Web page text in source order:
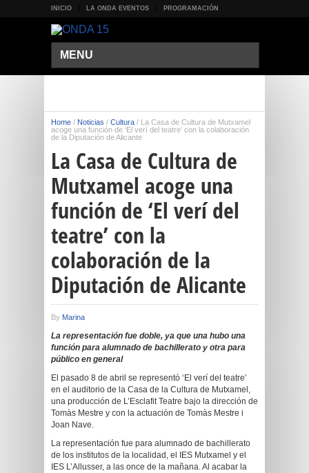
INICIO LA ONDA EVENTOS PROGRAMACIÓN
MENU
Home / Noticias / Cultura / La Casa de Cultura de Mutxamel
acoge una función de ‘El verí del teatre’ con la colaboración
de la Diputación de Alicante
La Casa de Cultura de
Mutxamel acoge una
función de ‘El verí del
teatre’ con la
colaboración de la
Diputación de Alicante
By Marina
La representación fue doble, ya que una hubo una
función para alumnado de bachillerato y otra para
público en general
El pasado 8 de abril se representó ‘El verí del teatre’
en el auditorio de la Casa de la Cultura de Mutxamel,
una producción de L’Esclafit Teatre bajo la dirección de
Tomàs Mestre y con la actuación de Tomàs Mestre i
Joan Nave.
La representación fue para alumnado de bachillerato
de los institutos de la localidad, el IES Mutxamel y el
IES L’Allusser, a las once de la mañana. Al acabar la